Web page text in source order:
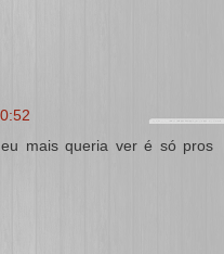
mais queria ver é só pros